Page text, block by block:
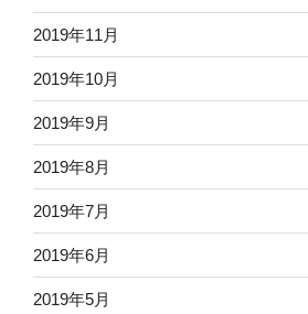
2019年11月
2019年10月
2019年9月
2019年8月
2019年7月
2019年6月
2019年5月